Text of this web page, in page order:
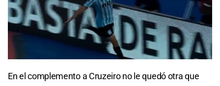
of
En el complemento a Cruzeiro no le quedó otra que